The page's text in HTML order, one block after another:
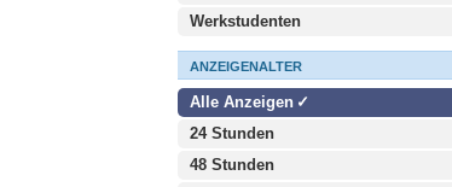
Werkstudenten
ANZEIGENALTER
Alle Anzeigen
24 Stunden
48 Stunden